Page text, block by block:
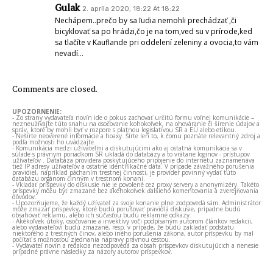
Gulak 2. apríla 2020, 18:22 At 18:22
Nechápem..prečo by sa ľudia nemohli prechádzať ,či
bicyklovať sa po hrádzi,čo je na tom,ved su v prírode,ked
sa tlačíte v Kauflande pri oddelení zeleniny a ovocia,to vám
nevadí…
Comments are closed.
UPOZORNENIE:
- Zo strany vydavateľa novín ide o pokus zachovať určitú formu voľnej komunikácie –
nezneužívajte túto snahu na osočovanie kohokoľvek, na ohováranie či šírenie údajov a
správ, ktoré by mohli byť v rozpore s platnou legislatívou SR a EÚ alebo etikou.
- Nešírte neoverené informácie a hoaxy. Šírte len to, k čomu poznáte relevantný zdroj a
podľa možnosti ho uvádzajte.
- Komunikácia medzi užívateľmi a diskutujúcimi ako aj ostatná komunikácia sa v
súlade s právnym poriadkom SR ukladá do databázy a to vrátane loginov - prístupov
užívateľov . Databáza providera poskytujúceho pripojenie do internetu zaznamenáva
tiež IP adresy užívateľov a ostatné identifikačné dáta. V prípade závažného porušenia
pravidiel, napríklad páchaním trestnej činnosti, je provider povinný vydať túto
databázu orgánom činným v trestnom konaní.
- Vkladať príspevky do diskusie nie je povolené cez proxy servery a anonymizéry. Takéto
príspevky môžu byť zmazané bez akéhokoľvek ďalšieho komentovania a zverejňovania
dôvodov.
- Upozorňujeme, že každý užívateľ za svoje konanie plne zodpovedá sám. Administrátor
môže zmazať príspevky, ktoré budú porušovať pravidlá diskusie, prípadne budú
obsahovať reklamu, alebo ich súčasťou budú reklamné odkazy.
- Akékoľvek útoky, osočovanie a invektívy voči podpísaným autorom článkov redakcii,
alebo vydavateľovi budú zmazané, resp. v prípade, že budú zakladať podstatu
niektorého z trestných činov, alebo iného porušenia zákona, autor príspevku by mal
počítať s možnosťou zjednania nápravy právnou cestou.
- Vydavateľ novín a redakcia nezodpovedá za obsah príspevkov diskutujúcich a nenesie
prípadné právne následky za názory autorov príspevkov.